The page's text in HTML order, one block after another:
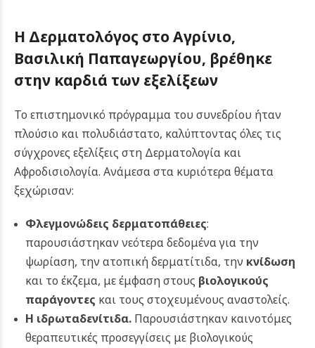
Η Δερματολόγος στο Αγρίνιο,
Βασιλική Παπαγεωργίου, βρέθηκε
στην καρδιά των εξελίξεων
Το επιστημονικό πρόγραμμα του συνεδρίου ήταν
πλούσιο και πολυδιάστατο, καλύπτοντας όλες τις
σύγχρονες εξελίξεις στη Δερματολογία και
Αφροδισιολογία. Ανάμεσα στα κυριότερα θέματα
ξεχώρισαν:
Φλεγμονώδεις δερματοπάθειες:
παρουσιάστηκαν νεότερα δεδομένα για την
ψωρίαση, την ατοπική δερματίτιδα, την κνίδωση
και το έκζεμα, με έμφαση στους βιολογικούς
παράγοντες και τους στοχευμένους αναστολείς.
Η ιδρωταδενίτιδα. Παρουσιάστηκαν καινοτόμες
θεραπευτικές προσεγγίσεις με βιολογικούς